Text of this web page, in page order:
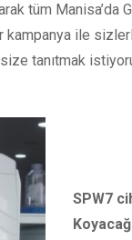
tüm Manisa’da
ile
tanıtmak
SPW7